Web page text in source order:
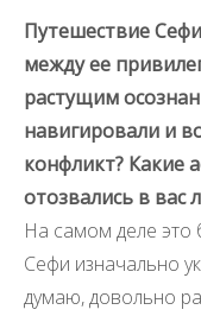
Путешествие
между ее
растущим
навигировали и
конфликт? Какие
отозвались в вас
На самом деле это
Сефи изначально
думаю, довольно